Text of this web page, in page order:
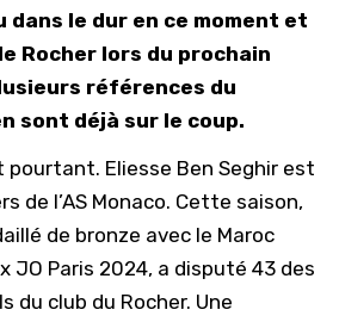
dans le dur en ce moment et
Rocher lors du prochain
références du
sont déjà sur le coup.
pourtant. Eliesse Ben Seghir est
de l’AS Monaco. Cette saison,
de bronze avec le Maroc
JO Paris 2024, a disputé 43 des
du club du Rocher. Une